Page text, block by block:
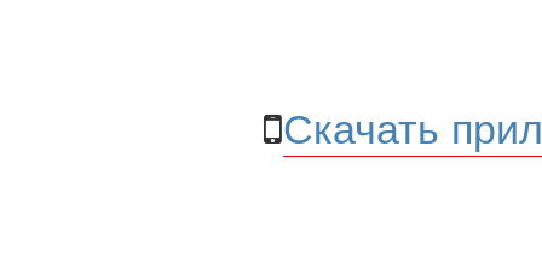
Скачать